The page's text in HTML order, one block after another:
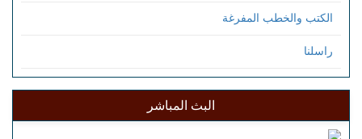
الكتب والخطب المفرغة
راسلنا
البث المباشر